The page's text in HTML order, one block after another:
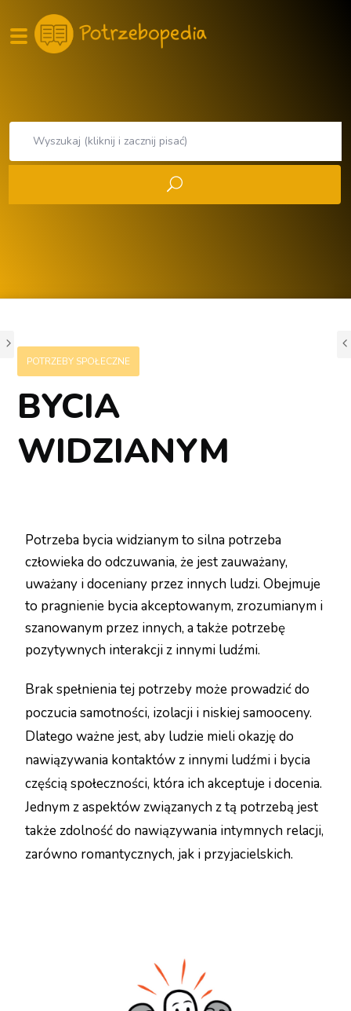
POTRZEBY SPOŁECZNE
BYCIA
WIDZIANYM
Potrzeba bycia widzianym to silna potrzeba
człowieka do odczuwania, że jest zauważany,
uważany i doceniany przez innych ludzi. Obejmuje
to pragnienie bycia akceptowanym, zrozumianym i
szanowanym przez innych, a także potrzebę
pozytywnych interakcji z innymi ludźmi.
Brak spełnienia tej potrzeby może prowadzić do
poczucia samotności, izolacji i niskiej samooceny.
Dlatego ważne jest, aby ludzie mieli okazję do
nawiązywania kontaktów z innymi ludźmi i bycia
częścią społeczności, która ich akceptuje i docenia.
Jednym z aspektów związanych z tą potrzebą jest
także zdolność do nawiązywania intymnych relacji,
zarówno romantycznych, jak i przyjacielskich.